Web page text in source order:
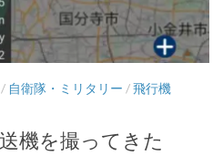
/ 自衛隊・ミリタリー /飛行機
機を撮ってきた